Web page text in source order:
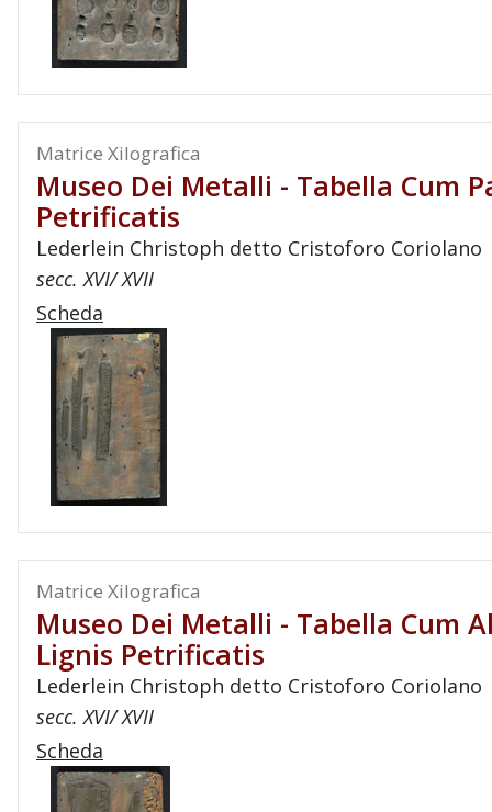
Matrice Xilografica
Museo Dei Metalli - Tabella Cum
Petrificatis
Lederlein Christoph detto Cristoforo Coriolano
secc. XVI/ XVII
Scheda
Matrice Xilografica
Museo Dei Metalli - Tabella Cum
Lignis Petrificatis
Lederlein Christoph detto Cristoforo Coriolano
secc. XVI/ XVII
Scheda